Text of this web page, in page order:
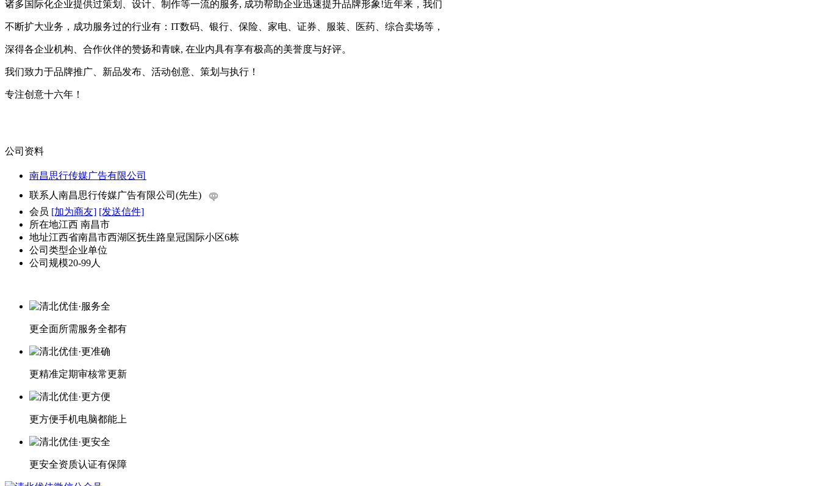
诸多国际化企业提供过策划、设计、制作等一流的服务, 成功帮助企业迅速提升品牌形象!近年来，我们
不断扩大业务，成功服务过的行业有：IT数码、银行、保险、家电、证券、服装、医药、综合卖场等，
深得各企业机构、合作伙伴的赞扬和青睐, 在业内具有享有极高的美誉度与好评。
我们致力于品牌推广、新品发布、活动创意、策划与执行！
专注创意十六年！
公司资料
南昌思行传媒广告有限公司
联系人南昌思行传媒广告有限公司(先生)
会员 [加为商友] [发送信件]
所在地江西 南昌市
地址江西省南昌市西湖区抚生路皇冠国际小区6栋
公司类型企业单位
公司规模20-99人
更全面所需服务全都有
更精准定期审核常更新
更方便手机电脑都能上
更安全资质认证有保障